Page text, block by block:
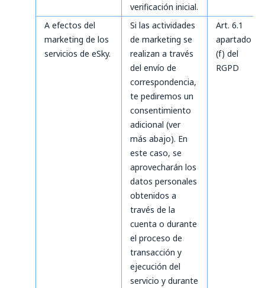
verificación inicial.
A efectos del
marketing de los
servicios de eSky.
Si las actividades
de marketing se
realizan a través
del envío de
correspondencia,
te pediremos un
consentimiento
adicional (ver
más abajo). En
este caso, se
aprovecharán los
datos personales
obtenidos a
través de la
cuenta o durante
el proceso de
transacción y
ejecución del
servicio y durante
Art. 6.1
apartado
(f) del
RGPD